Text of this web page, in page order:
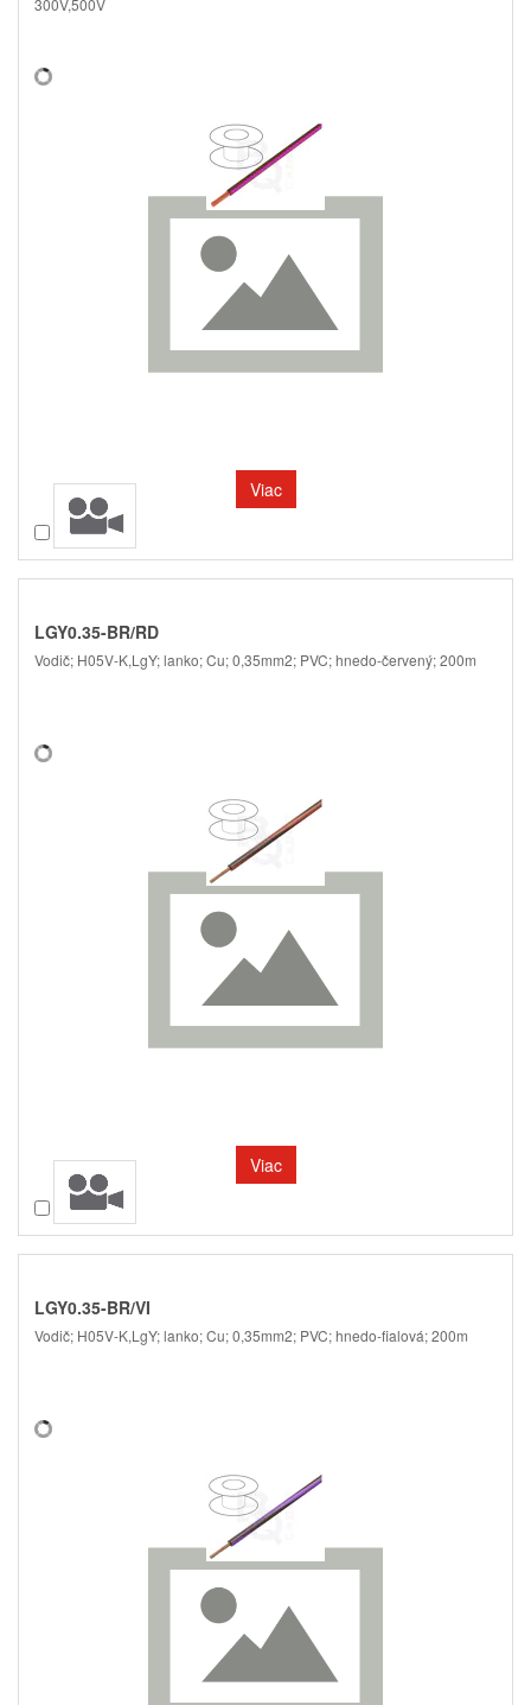
Viac
Porovnať
LGY0.35-BR/RD
Vodič; H05V-K,LgY; lanko; Cu; 0,35mm2; PVC; hnedo-červený; 200m
Viac
Porovnať
LGY0.35-BR/VI
Vodič; H05V-K,LgY; lanko; Cu; 0,35mm2; PVC; hnedo-fialová; 200m